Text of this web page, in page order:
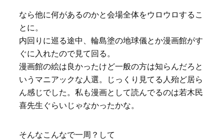
なら他に何があるのかと会場全体をウロウロするこ
とに。
内回りに巡る途中、輪島塗の地球儀とか漫画館がす
ぐに入れたので見て回る。
漫画館の絵は良かったけど一般の方は知らんだろと
いうマニアックな人選。じっくり見てる人殆ど居ら
ん感じでした。私も漫画として読んでるのは若木民
喜先生ぐらいじゃなかったかな。
そんなこんなで一周？して